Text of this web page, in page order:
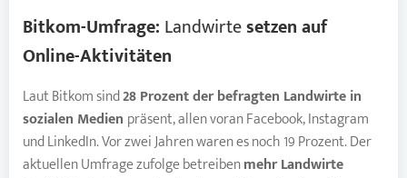
Bitkom-Umfrage: Landwirtesetzen auf
Online-Aktivitäten
Laut Bitkom sind28 Prozent der befragten Landwirte in
sozialen Medien präsent, allen voran Facebook, Instagram
und LinkedIn. Vor zwei Jahren waren es noch 19 Prozent. Der
aktuellen Umfrage zufolge betreibenmehr Landwirte